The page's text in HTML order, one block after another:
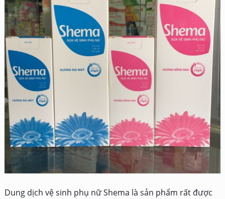
Dung dịch vệ sinh phụ nữ Shema là sản phẩm rất được